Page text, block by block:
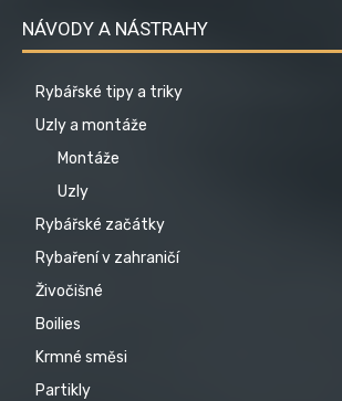
NÁVODY A NÁSTRAHY
Rybářské tipy a triky
Uzly a montáže
Montáže
Uzly
Rybářské začátky
Rybaření v zahraničí
Živočišné
Boilies
Krmné směsi
Partikly